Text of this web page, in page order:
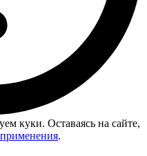
куки. Оставаясь на сайте,
.